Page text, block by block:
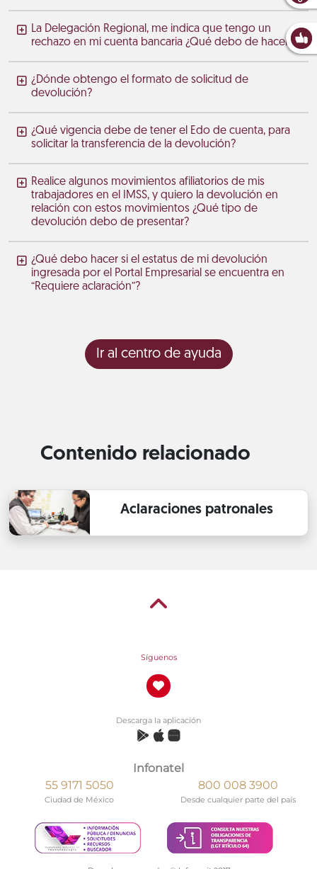
La Delegación Regional, me indica que tengo un
rechazo en mi cuenta bancaria ¿Qué debo de hacer?
¿Dónde obtengo el formato de solicitud de
devolución?
¿Qué vigencia debe de tener el Edo de cuenta, para
solicitar la transferencia de la devolución?
Realice algunos movimientos afiliatorios de mis
trabajadores en el IMSS, y quiero la devolución en
relación con estos movimientos ¿Qué tipo de
devolución debo de presentar?
¿Qué debo hacer si el estatus de mi devolución
ingresada por el Portal Empresarial se encuentra en
“Requiere aclaración”?
Ir al centro de ayuda
Contenido relacionado
Aclaraciones patronales
Síguenos
Descarga la aplicación
Infonatel
55 9171 5050
Ciudad de México
800 008 3900
Desde cualquier parte del país